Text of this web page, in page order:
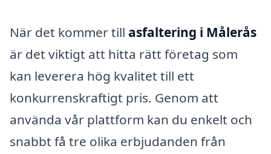
När det kommer till asfaltering i Målerås
är det viktigt att hitta rätt företag som
kan leverera hög kvalitet till ett
konkurrenskraftigt pris. Genom att
använda vår plattform kan du enkelt och
snabbt få tre olika erbjudanden från